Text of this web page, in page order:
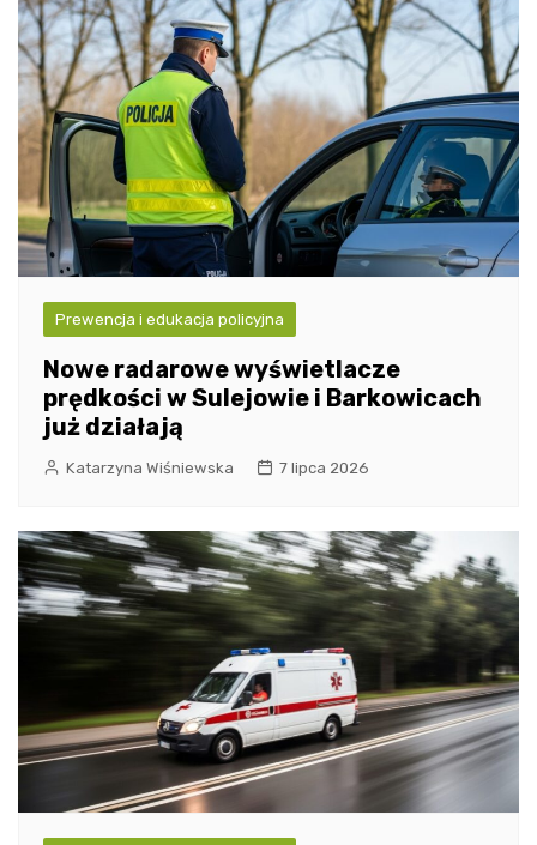
Prewencja i edukacja policyjna
Nowe radarowe wyświetlacze
prędkości w Sulejowie i Barkowicach
już działają
Katarzyna Wiśniewska 7 lipca 2026